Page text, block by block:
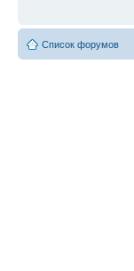
Список форумов